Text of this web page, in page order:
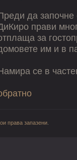
да
прави
за
им и в
се в
права запазени